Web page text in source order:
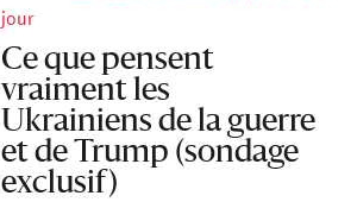
jour
Ce que pensent
vraiment les
Ukrainiens de la guerre
et de Trump (sondage
exclusif)